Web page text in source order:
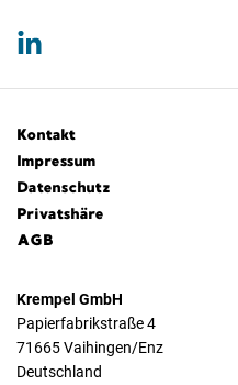
Kontakt
Impressum
Datenschutz
Privatshäre
AGB
Krempel GmbH
Papierfabrikstraße 4
71665 Vaihingen/Enz
Deutschland